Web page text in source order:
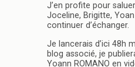
J’en profite pour
Joceline, Brigitte,
continuer d’échanger.
Je lancerais d’ici 48h
blog associé, je
Yoann ROMANO en